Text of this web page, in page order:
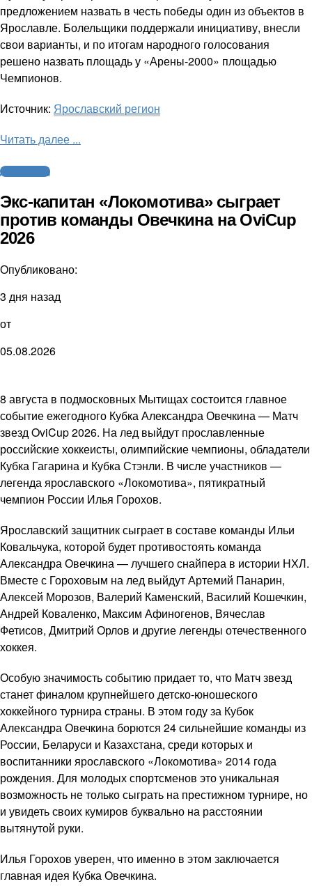
предложением назвать в честь победы один из объектов в
Ярославле. Болельщики поддержали инициативу, внесли
свои варианты, и по итогам народного голосования
решено назвать площадь у «Арены-2000» площадью
Чемпионов.
Источник: Ярославский регион
Читать далее ...
Другие виды
Экс-капитан «Локомотива» сыграет
против команды Овечкина на OviCup
2026
Опубликовано:
3 дня назад
от
05.08.2026
8 августа в подмосковных Мытищах состоится главное
событие ежегодного Кубка Александра Овечкина — Матч
звезд OviCup 2026. На лед выйдут прославленные
российские хоккеисты, олимпийские чемпионы, обладатели
Кубка Гагарина и Кубка Стэнли. В числе участников —
легенда ярославского «Локомотива», пятикратный
чемпион России Илья Горохов.
Ярославский защитник сыграет в составе команды Ильи
Ковальчука, которой будет противостоять команда
Александра Овечкина — лучшего снайпера в истории НХЛ.
Вместе с Гороховым на лед выйдут Артемий Панарин,
Алексей Морозов, Валерий Каменский, Василий Кошечкин,
Андрей Коваленко, Максим Афиногенов, Вячеслав
Фетисов, Дмитрий Орлов и другие легенды отечественного
хоккея.
Особую значимость событию придает то, что Матч звезд
станет финалом крупнейшего детско-юношеского
хоккейного турнира страны. В этом году за Кубок
Александра Овечкина борются 24 сильнейшие команды из
России, Беларуси и Казахстана, среди которых и
воспитанники ярославского «Локомотива» 2014 года
рождения. Для молодых спортсменов это уникальная
возможность не только сыграть на престижном турнире, но
и увидеть своих кумиров буквально на расстоянии
вытянутой руки.
Илья Горохов уверен, что именно в этом заключается
главная идея Кубка Овечкина.